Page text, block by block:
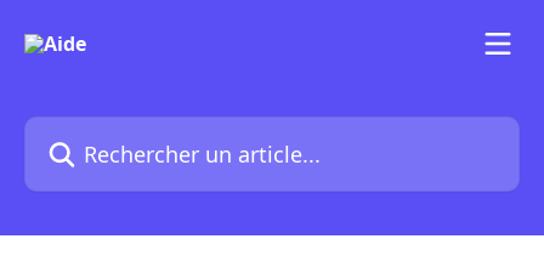
Rechercher un article...